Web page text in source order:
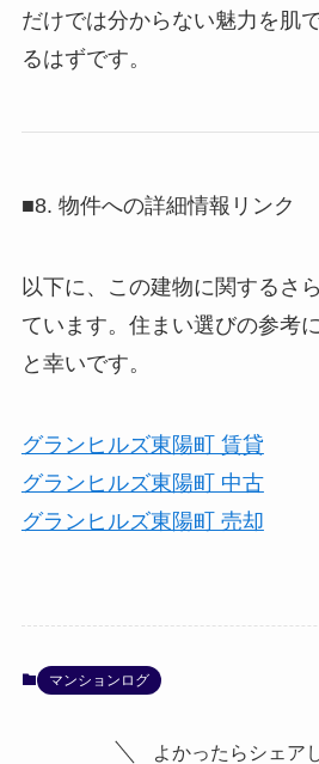
だけでは分からない魅力を肌
るはずです。
■8. 物件への詳細情報リンク
以下に、この建物に関するさ
ています。住まい選びの参考
と幸いです。
グランヒルズ東陽町 賃貸
グランヒルズ東陽町 中古
グランヒルズ東陽町 売却
マンションログ
よかったらシェア